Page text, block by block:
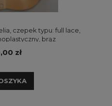
czepek typu: full lace,
brąz
zł